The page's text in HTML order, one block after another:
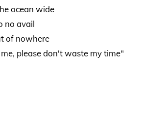
ocean wide
no avail
of nowhere
please don't waste my time"